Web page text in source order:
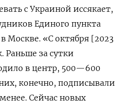
с Украиной иссякает,
Единого пункта
Москве. «С октября [2023
Раньше за сутки
в центр, 500—600
конечно, подписывали
Сейчас новых